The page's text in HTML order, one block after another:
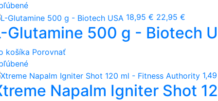
18,95 € 22,95 €
Glutamine 500 g - Biotech
košíka Porovnať
Napalm Igniter Shot